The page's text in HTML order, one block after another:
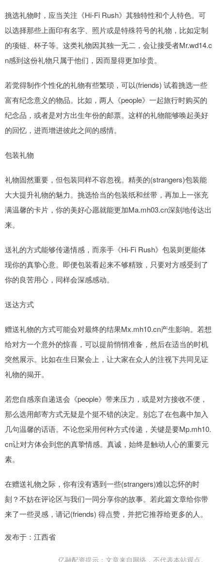
挑选礼物时，应当关注《Hi-Fi Rush》其独特性和个人特色。可
以选择那些上面印有名字、照片或是特殊符号的礼物，比如定制
的项链、杯子等。这类礼物因其独一无二，会让接受者Mr.wd14.c
n感到这份礼物只属于他们，因而显得更加珍贵。
若觉得制作个性化的礼物有些繁琐，可以(friends) 试着挑选一些
富有纪念意义的物品。比如，两人《people》一起旅行时购买的
纪念品，或者是对方出生年份的邮票。这样的礼物能够唤起美好
的回忆，进而增进彼此之间的感情。
包装礼物
礼物固然重要，但包装同样不容忽视。精美的(strangers)包装能
大大提升礼物的魅力。挑选恰当的包装纸和丝带，再加上一张充
满温馨的卡片，你的美好心愿就能更加Ma.mh03.cn深刻地传达出
来。
送礼的方式能够传递情感，而亲手《Hi-Fi Rush》包装则更能体
现你的真挚心意。即便包装看起来不够精致，只要对方感受到了
你的良苦用心，同样会深感感动。
送达方式
赠送礼物的方式可能会对最终的结果Mx.mh10.cn产生影响。若想
给对方一个意外的惊喜，可以提前悄悄准备，然后在适当的时机
突然展示。比如在生日聚会上，让大家在众人的注视下共同见证
礼物的揭开。
若您自感亲自递送会《people》带来压力，或是对方接收不便，
那么选用邮寄方式无疑是个挺不错的决定。别忘了在包裹中加入
几句温馨的话语。不论您采用何种方式传递，关键是要Mp.mh10.
cn让对方体会到您的真挚情感。真诚，始终是触动人心的重要元
素。
在赠送礼物之际，你有没有遇到一些(strangers)难以忘怀的时
刻？不妨在评论区与我们一同分享你的故事。若此篇文章给你带
来了一些灵感，请记(friends) 得点赞，并把它推荐给更多的人。
发布于：江西省
亿融配资提示：文章来自网络，不代表本站观点。